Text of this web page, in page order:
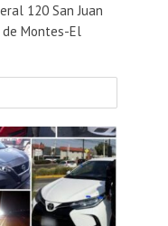
120 San Juan
Montes-El